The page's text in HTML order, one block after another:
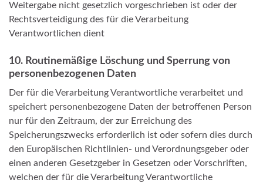
Weitergabe nicht gesetzlich vorgeschrieben ist oder der
Rechtsverteidigung des für die Verarbeitung
Verantwortlichen dient
10. Routinemäßige Löschung und Sperrung von
personenbezogenen Daten
Der für die Verarbeitung Verantwortliche verarbeitet und
speichert personenbezogene Daten der betroffenen Person
nur für den Zeitraum, der zur Erreichung des
Speicherungszwecks erforderlich ist oder sofern dies durch
den Europäischen Richtlinien- und Verordnungsgeber oder
einen anderen Gesetzgeber in Gesetzen oder Vorschriften,
welchen der für die Verarbeitung Verantwortliche